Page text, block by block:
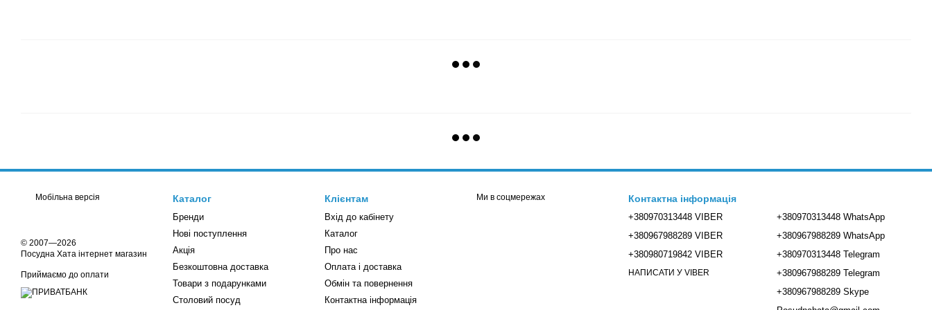
Мобільна версія
© 2007—2026
Посудна Хата інтернет магазин
Приймаємо до оплати
Каталог
Бренди
Нові поступлення
Акція
Безкоштовна доставка
Товари з подарунками
Столовий посуд
Клієнтам
Вхід до кабінету
Каталог
Про нас
Оплата і доставка
Обмін та повернення
Контактна інформація
Ми в соцмережах Контактна інформація
+380970313448 VIBER
+380967988289 VIBER
+380980719842 VIBER
НАПИСАТИ У VIBER
+380970313448 WhatsApp
+380967988289 WhatsApp
+380970313448 Telegram
+380967988289 Telegram
+380967988289 Skype